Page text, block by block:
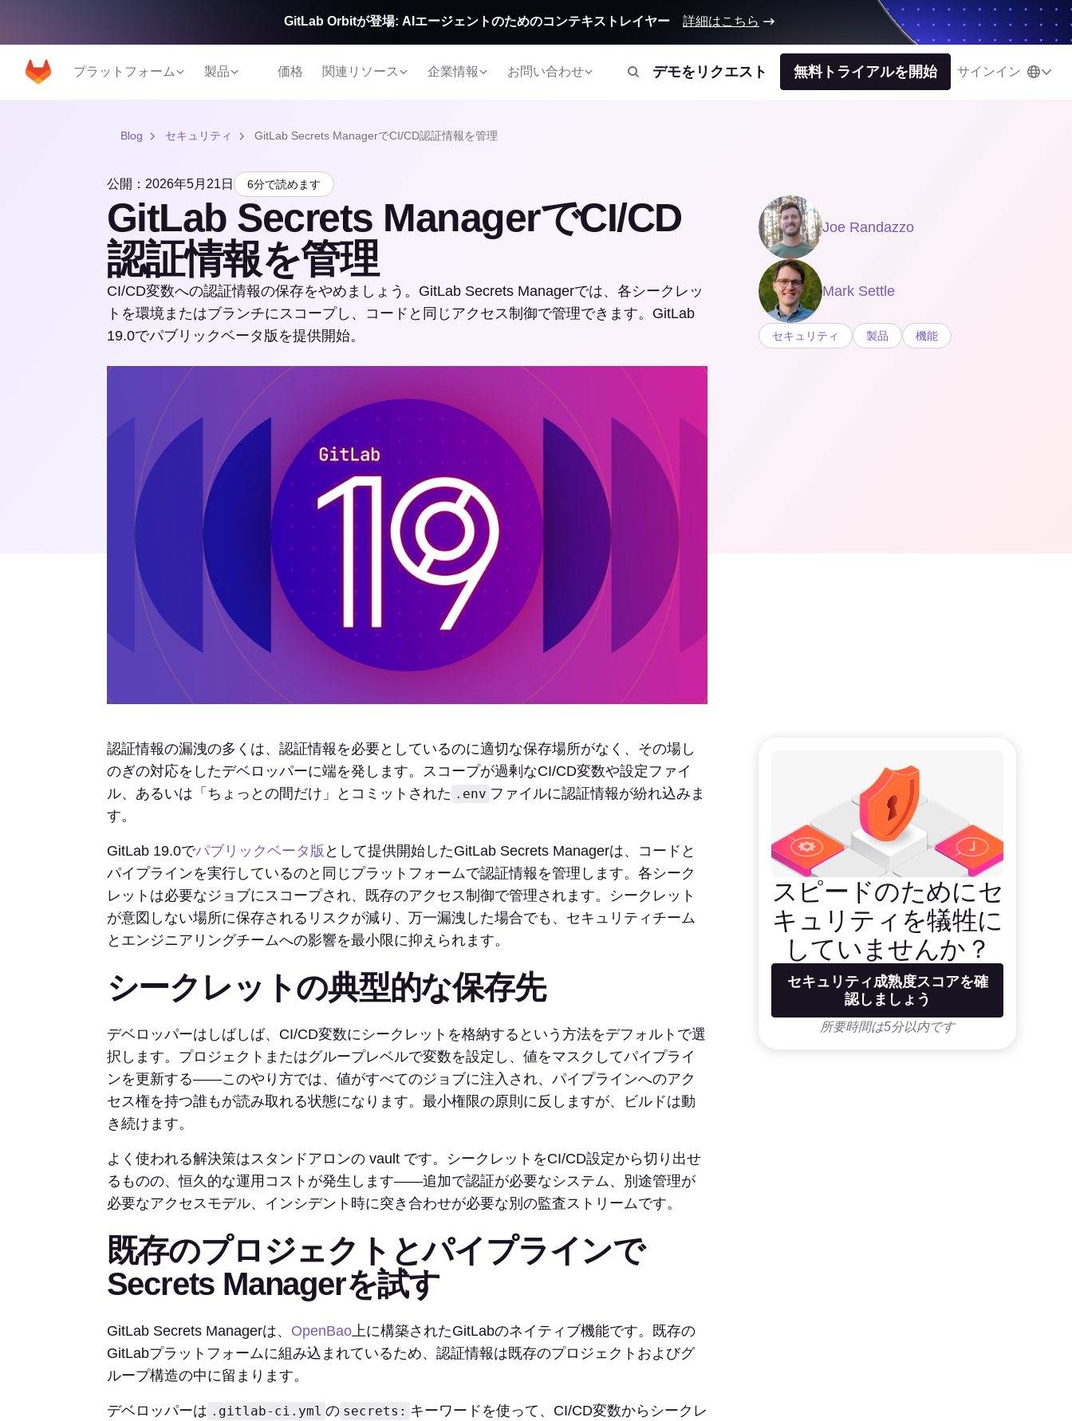
プラットフォーム 製品 価格 関連リソース 企業情報 お問い合わせ デモをリクエスト 無料トライアルを開始 サインイン
GitLab Orbitが登場: AIエージェントのためのコンテキストレイヤー 詳細はこちら
Blog セキュリティ GitLab Secrets ManagerでCI/CD認証情報を管理
公開：2026年5月21日 6分で読めます
GitLab Secrets ManagerでCI/CD
認証情報を管理
CI/CD変数への認証情報の保存をやめましょう。GitLab Secrets Managerでは、各シークレッ
トを環境またはブランチにスコープし、コードと同じアクセス制御で管理できます。GitLab
19.0でパブリックベータ版を提供開始。
Joe Randazzo
Mark Settle
セキュリティ 製品 機能
認証情報の漏洩の多くは、認証情報を必要としているのに適切な保存場所がなく、その場し
のぎの対応をしたデベロッパーに端を発します。スコープが過剰なCI/CD変数や設定ファイ
ル、あるいは「ちょっとの間だけ」とコミットされた .env ファイルに認証情報が紛れ込みま
す。
GitLab 19.0でパブリックベータ版 として提供開始したGitLab Secrets Managerは、コードと
パイプラインを実行しているのと同じプラットフォームで認証情報を管理します。各シーク
レットは必要なジョブにスコープされ、既存のアクセス制御で管理されます。シークレット
が意図しない場所に保存されるリスクが減り、万一漏洩した場合でも、セキュリティチーム
とエンジニアリングチームへの影響を最小限に抑えられます。
シークレットの典型的な保存先
デベロッパーはしばしば、CI/CD変数にシークレットを格納するという方法をデフォルトで選
択します。プロジェクトまたはグループレベルで変数を設定し、値をマスクしてパイプライ
ンを更新する——このやり方では、値がすべてのジョブに注入され、パイプラインへのアク
セス権を持つ誰もが読み取れる状態になります。最小権限の原則に反しますが、ビルドは動
き続けます。
よく使われる解決策はスタンドアロンの vault です。シークレットをCI/CD設定から切り出せ
るものの、恒久的な運用コストが発生します——追加で認証が必要なシステム、別途管理が
必要なアクセスモデル、インシデント時に突き合わせが必要な別の監査ストリームです。
既存のプロジェクトとパイプラインで
Secrets Managerを試す
GitLab Secrets Managerは、 OpenBao上に構築されたGitLabのネイティブ機能です。既存の
GitLabプラットフォームに組み込まれているため、認証情報は既存のプロジェクトおよびグ
ループ構造の中に留まります。
デベロッパーは .gitlab-ci.yml の secrets: キーワードを使って、CI/CD変数からシークレ
スピードのためにセ
キュリティを犠牲に
していませんか？
セキュリティ成熟度スコアを確
認しましょう
所要時間は5分以内です